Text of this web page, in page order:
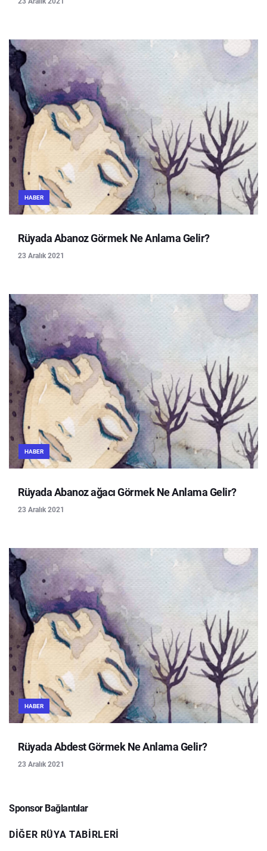
HABER
Rüyada Abanoz Görmek Ne Anlama Gelir?
23 Aralık 2021
HABER
Rüyada Abanoz ağacı Görmek Ne Anlama Gelir?
23 Aralık 2021
HABER
Rüyada Abdest Görmek Ne Anlama Gelir?
23 Aralık 2021
Sponsor Bağlantılar
DIĞER RÜYA TABIRLERI